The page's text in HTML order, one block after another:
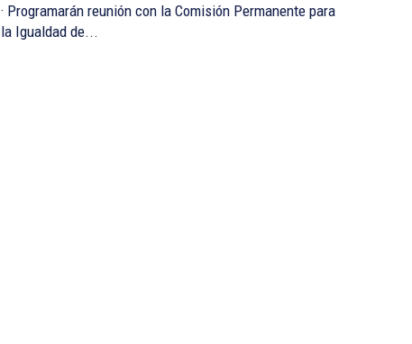
· Programarán reunión con la Comisión Permanente para
la Igualdad de...